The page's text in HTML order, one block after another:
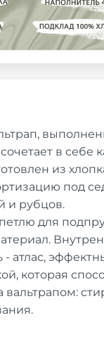
в себе
из
под
и рубцов.
для
атлас,
которая
вальтрапом: